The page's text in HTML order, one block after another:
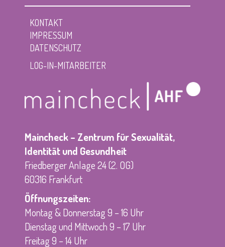
KONTAKT
IMPRESSUM
DATENSCHUTZ
LOG-IN-MITARBEITER
Maincheck – Zentrum für Sexualität,
Identität und Gesundheit
Friedberger Anlage 24 (2. OG)
60316 Frankfurt
Öffnungszeiten:
Montag & Donnerstag 9 – 16 Uhr
Dienstag und Mittwoch 9 – 17 Uhr
Freitag 9 – 14 Uhr